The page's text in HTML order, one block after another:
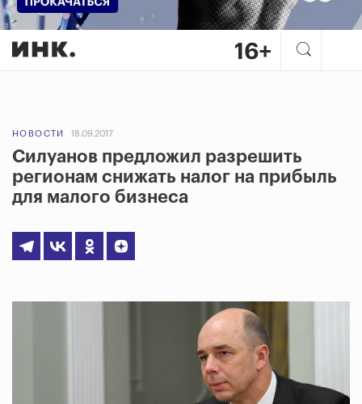
НОВОСТИ 18.09.2017
Силуанов предложил разрешить
регионам снижать налог на прибыль
для малого бизнеса